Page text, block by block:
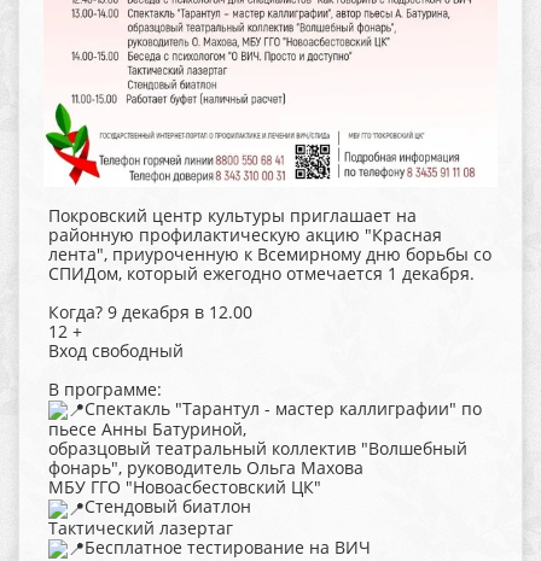
Покровский центр культуры приглашает на
районную профилактическую акцию "Красная
лента", приуроченную к Всемирному дню борьбы со
СПИДом, который ежегодно отмечается 1 декабря.
Когда? 9 декабря в 12.00
12 +
Вход свободный
В программе:
Спектакль "Тарантул - мастер каллиграфии" по
пьесе Анны Батуриной,
образцовый театральный коллектив "Волшебный
фонарь", руководитель Ольга Махова
МБУ ГГО "Новоасбестовский ЦК"
Стендовый биатлон
Тактический лазертаг
Бесплатное тестирование на ВИЧ